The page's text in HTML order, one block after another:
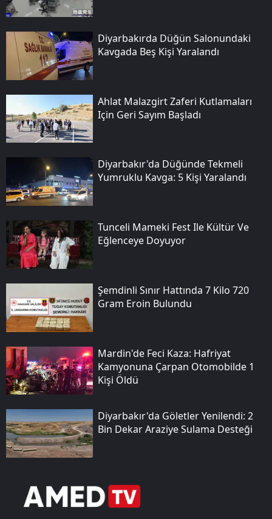
Diyarbakırda Düğün Salonundaki
Kavgada Beş Kişi Yaralandı
Ahlat Malazgirt Zaferi Kutlamaları
Için Geri Sayım Başladı
Diyarbakır'da Düğünde Tekmeli
Yumruklu Kavga: 5 Kişi Yaralandı
Tunceli Mameki Fest Ile Kültür Ve
Eğlenceye Doyuyor
Şemdinli Sınır Hattında 7 Kilo 720
Gram Eroin Bulundu
Mardin'de Feci Kaza: Hafriyat
Kamyonuna Çarpan Otomobilde 1
Kişi Öldü
Diyarbakır'da Göletler Yenilendi: 2
Bin Dekar Araziye Sulama Desteği